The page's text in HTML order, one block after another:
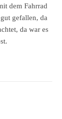
dem Fahrrad
gefallen, da
da war es